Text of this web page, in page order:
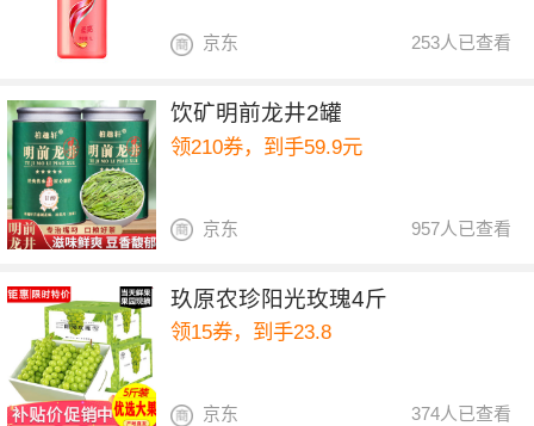
253人已查看
京东
饮矿明前龙井2罐
领210券，到手59.9元
957人已查看
京东
玖原农珍阳光玫瑰4斤
领15券，到手23.8
374人已查看
京东